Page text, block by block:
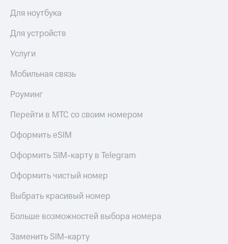
Для ноутбука
Для устройств
Услуги
Мобильная связь
Роуминг
Перейти в МТС со своим номером
Оформить eSIM
Оформить SIM-карту в Telegram
Оформить чистый номер
Выбрать красивый номер
Больше возможностей выбора номера
Заменить SIM-карту